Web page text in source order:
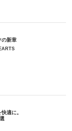
の新章
適に。